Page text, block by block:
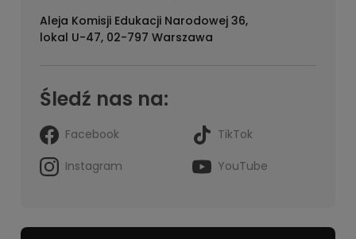
Aleja Komisji Edukacji Narodowej 36,
lokal U-47, 02-797 Warszawa
Śledź nas na:
Facebook
TikTok
Instagram
YouTube